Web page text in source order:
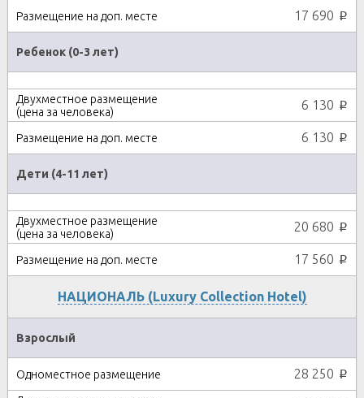
17 690 p
Ребенок (0-3 лет)
6 130 p
6 130 p
Дети (4-11 лет)
20 680 p
17 560 p
НАЦИОНАЛЬ (Luxury Collection Hotel)
Взрослый
28 250 p